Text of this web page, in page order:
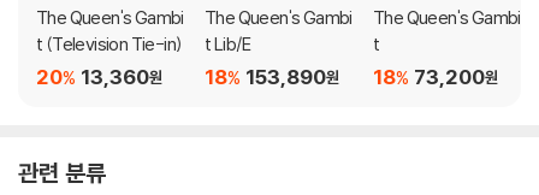
The Queen's Gambi
t (Television Tie-in)
13,360원
20%
The Queen's Gambi
t Lib/E
153,890원
18%
The Queen's Gambi
t
73,200원
18%
관련 분류